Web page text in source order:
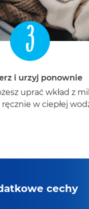
3
i urzyj ponownie
uprać wkład z
w ciepłej
cechy